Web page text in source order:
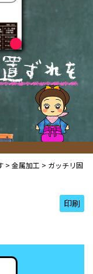
置ずれを
> 金属加工 > ガッチリ固
印刷